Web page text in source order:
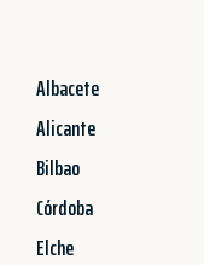
Albacete
Alicante
Bilbao
Córdoba
Elche